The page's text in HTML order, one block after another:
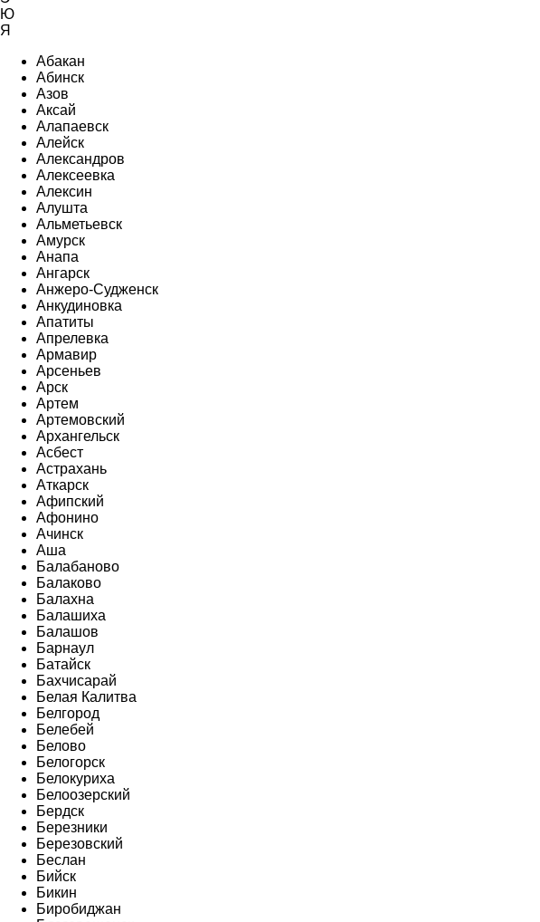
Ю
Я
Абакан
Абинск
Азов
Аксай
Алапаевск
Алейск
Александров
Алексеевка
Алексин
Алушта
Альметьевск
Амурск
Анапа
Ангарск
Анжеро-Судженск
Анкудиновка
Апатиты
Апрелевка
Армавир
Арсеньев
Арск
Артем
Артемовский
Архангельск
Асбест
Астрахань
Аткарск
Афипский
Афонино
Ачинск
Аша
Балабаново
Балаково
Балахна
Балашиха
Балашов
Барнаул
Батайск
Бахчисарай
Белая Калитва
Белгород
Белебей
Белово
Белогорск
Белокуриха
Белоозерский
Бердск
Березники
Березовский
Беслан
Бийск
Бикин
Биробиджан